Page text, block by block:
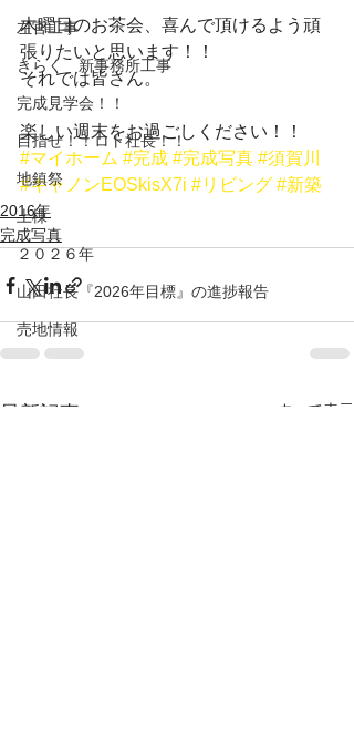
左官工事
きらく 新事務所工事
完成見学会！！
目指せ！！ロト社長！！
地鎮祭
上棟
２０２６年
山田社長『2026年目標』の進捗報告
売地情報
木曜日のお茶会、喜んで頂けるよう頑
張りたいと思います！！
それでは皆さん。
楽しい週末をお過ごしください！！
#マイホーム #完成 #完成写真 #須賀川
#キャノンEOSkisX7i #リビング #新築
2016年
完成写真
最新記事 すべて表示